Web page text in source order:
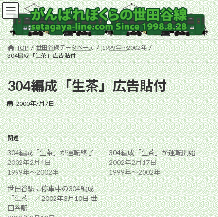
コ
ン
テ
ン
ツ
へ
ス
キ
ッ
プ
ナ
ビ
ゲ
ー
シ
ョ
ン
に
移
動
TOP 世田谷線データベース
1999年〜2002年
304編成「生茶」広告貼付
304編成「生茶」広告貼付
2000年7月7日
関連
304編成「生茶」が運転終了
2002年2月4日
1999年〜2002年
304編成「生茶」が運転開始
2002年2月17日
1999年〜2002年
世田谷駅に停車中の304編成
「生茶」／2002年3月10日 世
田谷駅